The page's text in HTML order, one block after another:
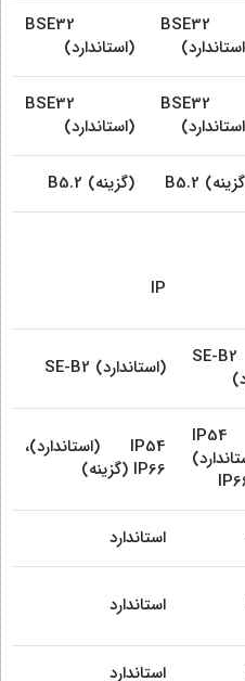
BSE32
BSE32
(استاندارد)
BSE32
BSE32
(استاندارد)
B5.2 (گزینه)
IP
SE-B2
SE-B2 (استاندارد)
IP54
(استاندارد)،
IP54 (استاندارد)،
IP66 (گزینه)
استاندارد
استاندارد
استاندارد